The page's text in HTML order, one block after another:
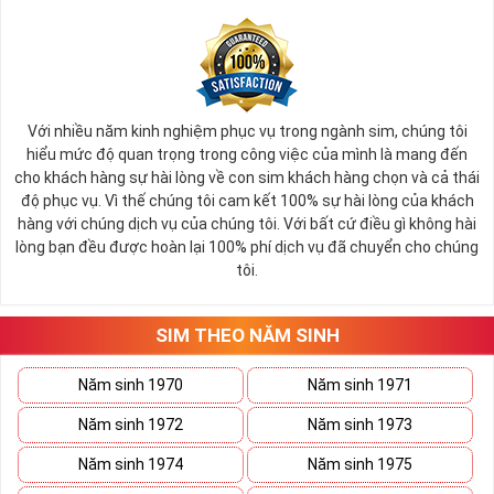
Theo đánh giá, cảm nhận của khách hàng với thương hiệu
Viettel như “Mức độ quen thuộc”, “Cân nhắc sử dụng thương
hiệu” và “Sẵn sàng giới thiệu thương hiệu” được xếp hạng cao
nhất với điểm số trên 9/10,
Bạn dang có nhu cầu tìm mua sim số đẹp Viettel? Bạn đang
phân vân không biết nên chọn địa chỉ nào uy tín - đảm bảo
khi mua sim, thay vì mất thơi gian để tìm kiếm bạn có thể
chọn mua sim số đep Viettel tại Simtiengiang.vn. Là một
trong TOP địa chỉ được người dùng lựa chọn và tín nhiệm
Tham khảo ngay:Phóng Sự Của VTC2 Tiêu Dùng
4.0 Về Sim Tiền Giang
Sim Số Đẹp Viettel Tại Sim Tiền
Với nhiều năm kinh nghiệm phục vụ trong ngành sim, chúng tôi
hiểu mức độ quan trọng trong công việc của mình là mang đến
cho khách hàng sự hài lòng về con sim khách hàng chọn và cả thái
độ phục vụ. Vì thế chúng tôi cam kết 100% sự hài lòng của khách
hàng với chúng dịch vụ của chúng tôi. Với bất cứ điều gì không hài
lòng bạn đều được hoàn lại 100% phí dịch vụ đã chuyển cho chúng
tôi.
SIM THEO NĂM SINH
Năm sinh 1970 Năm sinh 1971
Năm sinh 1972 Năm sinh 1973
Năm sinh 1974 Năm sinh 1975